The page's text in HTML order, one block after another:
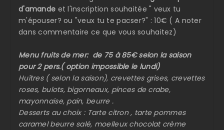
d'amande et l'inscription souhaitée " veux tu
m'épouser? ou "veux tu te pacser?" : 10€ ( A noter
dans commentaire ce que vous souhaitez)
Menu fruits de mer: de 75 à 85€ selon la saison
pour 2 pers.( option impossible le lundi)
Huîtres ( selon la saison), crevettes grises, crevettes
roses, bulots, bigorneaux, pinces de crabe,
mayonnaise, pain, beurre .
Desserts au choix : Tarte citron , tarte pommes
caramel beurre salé, moelleux chocolat crème